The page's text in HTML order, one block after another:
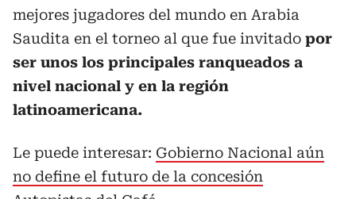
mejores jugadores del mundo en Arabia
Saudita en el torneo al que fue invitado por
ser unos los principales ranqueados a
nivel nacional y en la región
latinoamericana.
Le puede interesar: Gobierno Nacional aún
no define el futuro de la concesión